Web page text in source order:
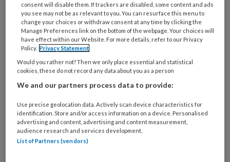
Deze zogenaamde praktijkwijzer ‘Zorg aan
kwetsbare ouderen in de mondzorgpraktijk’ is
bedoeld voor tandartsen, mondhygiënisten,
tandprothetici en hun ondersteunend team.
Want praktijken krijgen door de vergrijzing
steeds vaker te maken met oudere patiënten,
consent will disable them. If trackers are disabled, some content and ads
you see may not be as relevant to you. You can resurface this menu to
change your choices or withdraw consent at any time by clicking the
Manage Preferences link on the bottom of the webpage. Your choices will
have effect within our Website. For more details, refer to our Privacy
Policy. Privacy Statement
Would you rather not? Then we only place essential and statistical
cookies, these do not record any data about you as a person
We and our partners process data to provide:
Use precise geolocation data. Actively scan device characteristics for
identification. Store and/or access information on a device. Personalised
advertising and content, advertising and content measurement,
audience research and services development.
List of Partners (vendors)